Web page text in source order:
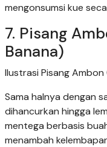
mengonsumsi kue
7. Pisang
Banana)
Ilustrasi Pisang
Sama halnya dengan
dihancurkan hingga
mentega berbasis
menambah